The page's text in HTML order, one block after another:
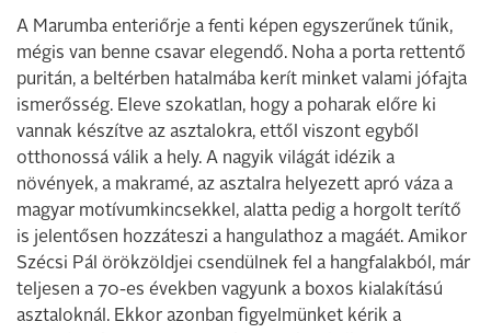
A Marumba enteriőrje a fenti képen egyszerűnek tűnik,
mégis van benne csavar elegendő. Noha a porta rettentő
puritán, a beltérben hatalmába kerít minket valami jófajta
ismerősség. Eleve szokatlan, hogy a poharak előre ki
vannak készítve az asztalokra, ettől viszont egyből
otthonossá válik a hely. A nagyik világát idézik a
növények, a makramé, az asztalra helyezett apró váza a
magyar motívumkincsekkel, alatta pedig a horgolt terítő
is jelentősen hozzáteszi a hangulathoz a magáét. Amikor
Szécsi Pál örökzöldjei csendülnek fel a hangfalakból, már
teljesen a 70-es években vagyunk a boxos kialakítású
asztaloknál. Ekkor azonban figyelmünket kérik a